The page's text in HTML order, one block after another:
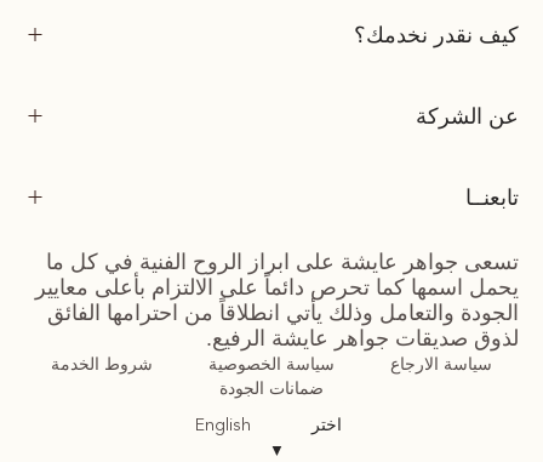
كيف نقدر نخدمك؟
عن الشركة
تابعنــا
تسعى جواهر عايشة على ابراز الروح الفنية في كل ما
يحمل اسمها كما تحرص دائماً على الالتزام بأعلى معايير
الجودة والتعامل وذلك يأتي انطلاقاً من احترامها الفائق
لذوق صديقات جواهر عايشة الرفيع.
سياسة الارجاع سياسة الخصوصية
شروط الخدمة
ضمانات الجودة
اختر
▼
English